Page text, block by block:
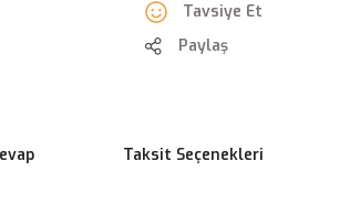
Tavsiye Et
Paylaş
Taksit Seçenekleri